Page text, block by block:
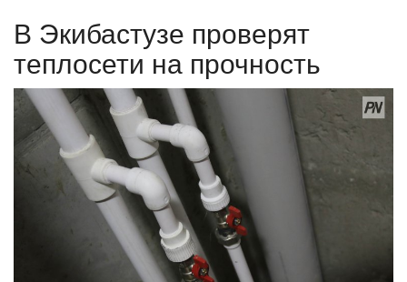
ПАВЛОДАРСКАЯ ОБЛАСТЬ
КАЗАХСТАН
МИР
СПЕЦПРОЕКТЫ
В Экибастузе проверят
теплосети на прочность